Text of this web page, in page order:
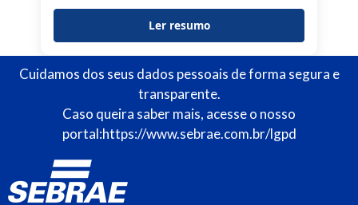
Ler resumo
Cuidamos dos seus dados pessoais de forma segura e
transparente.
Caso queira saber mais, acesse o nosso
portal:https://www.sebrae.com.br/lgpd